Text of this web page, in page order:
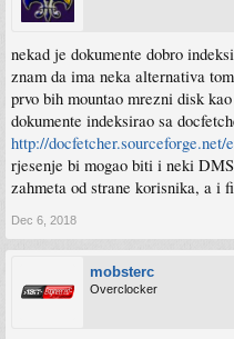
nekad je dokumente dobro
znam da ima neka alternativa
prvo bih mountao mrezni disk
dokumente indeksirao sa
http://docfetcher.sourceforge.net/
rjesenje bi mogao biti i neki
zahmeta od strane korisnika, a i
Dec 6, 2018
mobsterc
Overclocker